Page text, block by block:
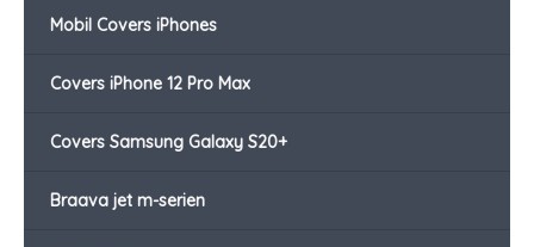
Mobil Covers iPhones
Covers iPhone 12 Pro Max
Covers Samsung Galaxy S20+
Braava jet m-serien